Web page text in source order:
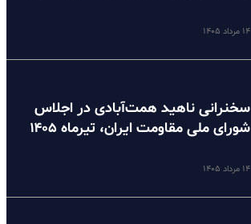
۱۴ مرداد ۱۴۰۵
سخنرانی ناهید همت‌آبادی در اجلاس
شورای ملی مقاومت ایران، تیرماه ۱۴۰۵
۱۴ مرداد ۱۴۰۵